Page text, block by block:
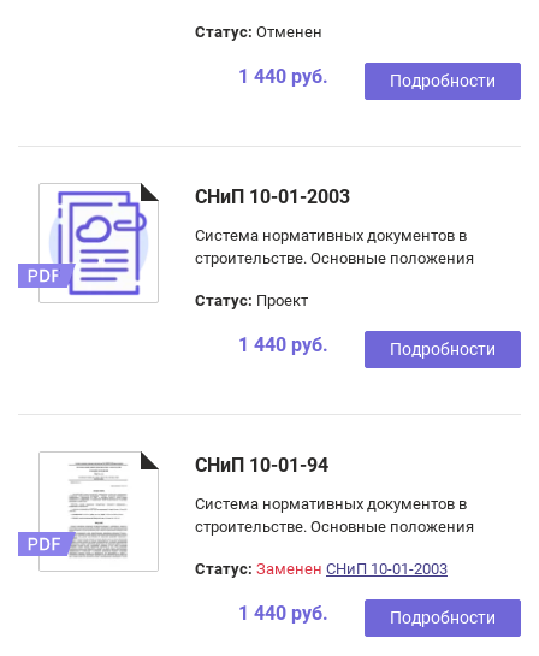
Статус: Отменен
1 440 руб. Подробности
СНиП 10-01-2003
Система нормативных документов в
строительстве. Основные положения
Статус: Проект
1 440 руб. Подробности
СНиП 10-01-94
Система нормативных документов в
строительстве. Основные положения
Статус: Заменен СНиП 10-01-2003
1 440 руб. Подробности